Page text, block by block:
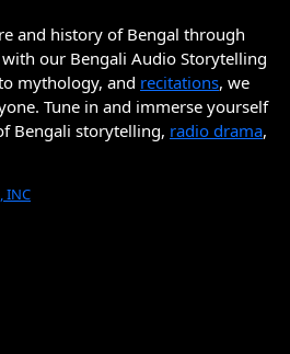
and history of Bengal through
with our Bengali Audio Storytelling
mythology, and recitations, we
Tune in and immerse yourself
Bengali storytelling, radio drama,
INC